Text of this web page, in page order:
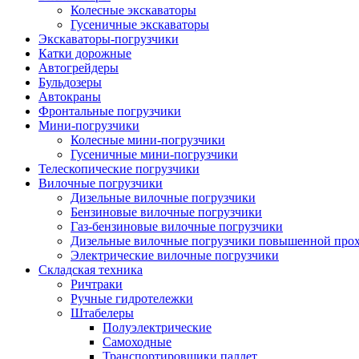
Колесные экскаваторы
Гусеничные экскаваторы
Экскаваторы-погрузчики
Катки дорожные
Автогрейдеры
Бульдозеры
Автокраны
Фронтальные погрузчики
Мини-погрузчики
Колесные мини-погрузчики
Гусеничные мини-погрузчики
Телескопические погрузчики
Вилочные погрузчики
Дизельные вилочные погрузчики
Бензиновые вилочные погрузчики
Газ-бензиновые вилочные погрузчики
Дизельные вилочные погрузчики повышенной
Электрические вилочные погрузчики
Складская техника
Ричтраки
Ручные гидротележки
Штабелеры
Полуэлектрические
Самоходные
Транспортировщики паллет